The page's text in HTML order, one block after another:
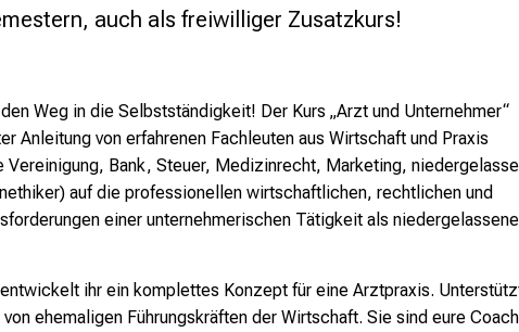
auch als freiwilliger Zusatzkurs!
Weg in die Selbstständigkeit! Der Kurs „Arzt und Unternehmer“
Anleitung von erfahrenen Fachleuten aus Wirtschaft und Praxis
Vereinigung, Bank, Steuer, Medizinrecht, Marketing,
auf die professionellen wirtschaftlichen, rechtlichen und
einer unternehmerischen Tätigkeit als
ihr ein komplettes Konzept für eine Arztpraxis.
ehemaligen Führungskräften der Wirtschaft. Sie sind eure